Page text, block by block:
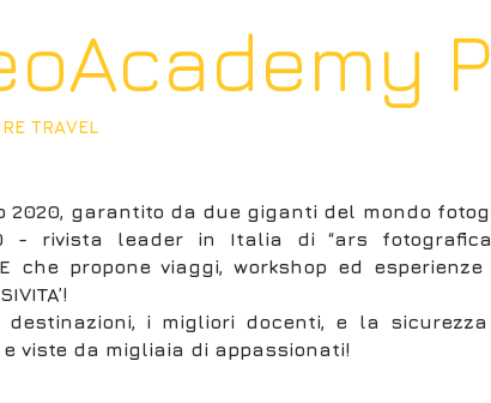
TRAVEL
2020, garantito da due giganti del mondo
- rivista leader in Italia di “ars
che propone viaggi, workshop ed
destinazioni, i migliori docenti, e la
viste da migliaia di appassionati!